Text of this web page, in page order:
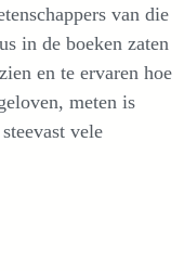
van die
in de boeken zaten
en te ervaren hoe
meten is
vele